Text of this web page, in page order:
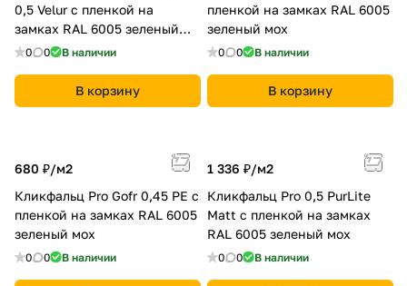
0,5 Velur с пленкой на
замках RAL 6005 зеленый
мох
0 0 В наличии
В корзину
пленкой на замках RAL 6005
зеленый мох
0 0 В наличии
В корзину
680 ₽/м2
Кликфальц Pro Gofr 0,45 PE с
пленкой на замках RAL 6005
зеленый мох
0 0 В наличии
1 336 ₽/м2
Кликфальц Pro 0,5 PurLite
Matt с пленкой на замках
RAL 6005 зеленый мох
0 0 В наличии